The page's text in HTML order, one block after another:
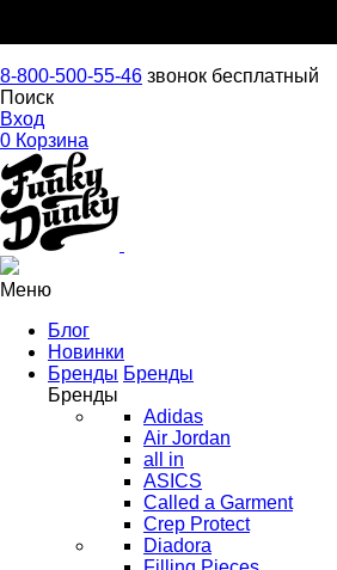
8-800-500-55-46 звонок бесплатный
Поиск
Вход
0 Корзина
Меню
Блог
Новинки
Бренды Бренды
Бренды
Adidas
Air Jordan
all in
ASICS
Called a Garment
Crep Protect
Diadora